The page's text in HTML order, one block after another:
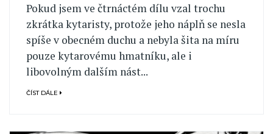
Pokud jsem ve čtrnáctém dílu vzal trochu
zkrátka kytaristy, protože jeho náplň se nesla
spíše v obecném duchu a nebyla šita na míru
pouze kytarovému hmatníku, ale i
libovolným dalším nást...
ČÍST DÁLE